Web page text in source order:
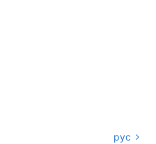
рус